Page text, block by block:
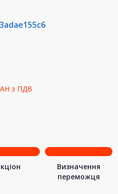
з ПДВ
Визначення
переможця